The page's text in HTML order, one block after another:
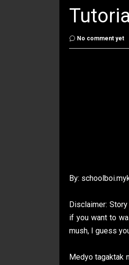
No comment yet
By:
Disclaimer:
if you want to
mush, I guess
Medyo tagaktak